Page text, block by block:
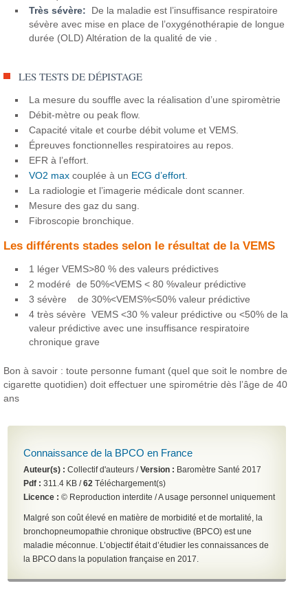
Très sévère:
De la maladie est l’insuffisance respiratoire
sévère avec mise en place de l’oxygénothérapie de longue
durée (OLD) Altération de la qualité de vie .
LES TESTS DE DÉPISTAGE
La mesure du souffle avec la réalisation d’une spiromètrie
Débit-mètre ou peak flow.
Capacité vitale et courbe débit volume et VEMS.
Épreuves fonctionnelles respiratoires au repos.
EFR à l’effort.
VO2 max couplée à un ECG d’effort
La radiologie et l’imagerie médicale dont scanner.
Mesure des gaz du sang.
Fibroscopie bronchique.
Les différents stades selon le résultat de la VEMS
1 léger VEMS>80 % des valeurs prédictives
2 modéré de 50%<VEMS < 80 %valeur prédictive
3 sévère de 30%<VEMS%<50% valeur prédictive
4 très sévère VEMS <30 % valeur prédictive ou <50% de la
valeur prédictive avec une insuffisance respiratoire
chronique grave
Bon à savoir : toute personne fumant (quel que soit le nombre de
cigarette quotidien) doit effectuer une spirométrie dès l’âge de 40
ans
Connaissance de la BPCO en France
Auteur(s) : Collectif d'auteurs /Version : Baromètre Santé 2017
Pdf : 311.4 KB /62 Téléchargement(s)
Licence : © Reproduction interdite / A usage personnel uniquement
Malgré son coût élevé en matière de morbidité et de mortalité, la
bronchopneumopathie chronique obstructive (BPCO) est une
maladie méconnue. L’objectif était d’étudier les connaissances de
la BPCO dans la population française en 2017.